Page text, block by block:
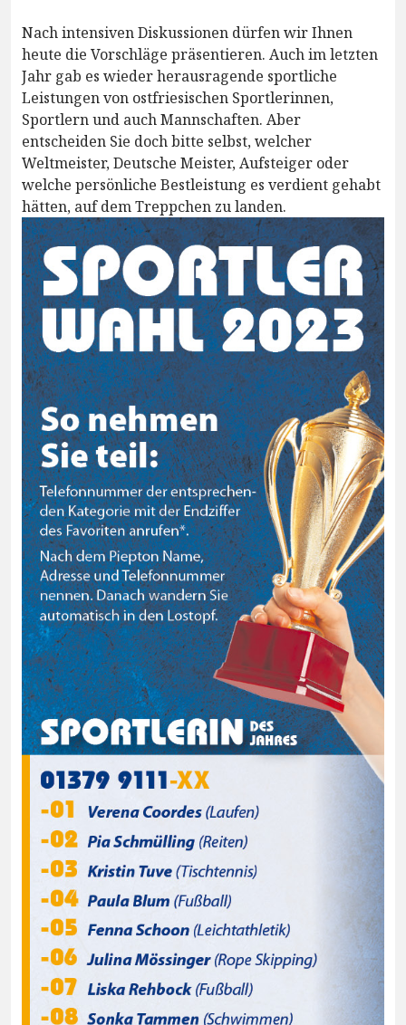
Nach intensiven Diskussionen dürfen wir Ihnen
heute die Vorschläge präsentieren. Auch im letzten
Jahr gab es wieder herausragende sportliche
Leistungen von ostfriesischen Sportlerinnen,
Sportlern und auch Mannschaften. Aber
entscheiden Sie doch bitte selbst, welcher
Weltmeister, Deutsche Meister, Aufsteiger oder
welche persönliche Bestleistung es verdient gehabt
hätten, auf dem Treppchen zu landen.